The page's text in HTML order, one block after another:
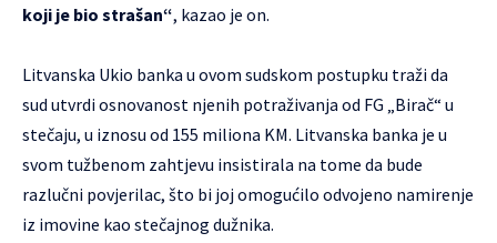
koji je bio strašan“, kazao je on.
Litvanska Ukio banka u ovom sudskom postupku traži da
sud utvrdi osnovanost njenih potraživanja od FG „Birač“ u
stečaju, u iznosu od 155 miliona KM. Litvanska banka je u
svom tužbenom zahtjevu insistirala na tome da bude
razlučni povjerilac, što bi joj omogućilo odvojeno namirenje
iz imovine kao stečajnog dužnika.